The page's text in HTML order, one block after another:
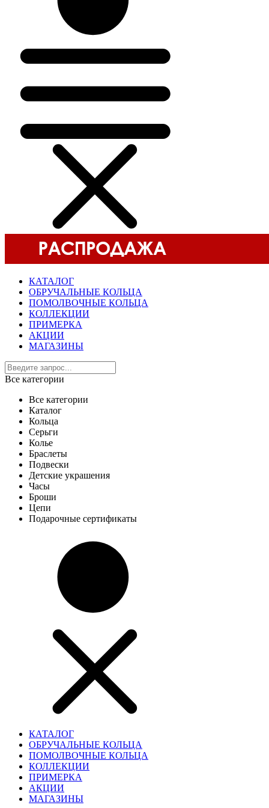
КАТАЛОГ
ОБРУЧАЛЬНЫЕ КОЛЬЦА
ПОМОЛВОЧНЫЕ КОЛЬЦА
КОЛЛЕКЦИИ
ПРИМЕРКА
АКЦИИ
МАГАЗИНЫ
Все категории
Все категории
Каталог
Кольца
Серьги
Колье
Браслеты
Подвески
Детские украшения
Часы
Броши
Цепи
Подарочные сертификаты
КАТАЛОГ
ОБРУЧАЛЬНЫЕ КОЛЬЦА
ПОМОЛВОЧНЫЕ КОЛЬЦА
КОЛЛЕКЦИИ
ПРИМЕРКА
АКЦИИ
МАГАЗИНЫ